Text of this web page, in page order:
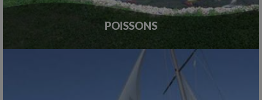
POISSONS